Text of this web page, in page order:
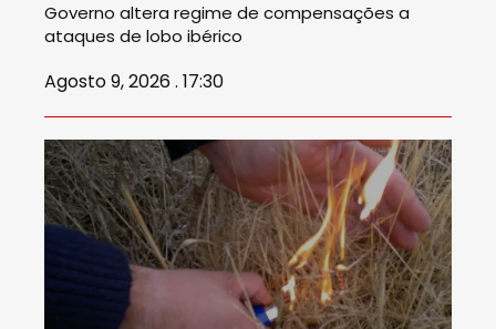
Governo altera regime de compensações a
ataques de lobo ibérico
Agosto 9, 2026 . 17:30